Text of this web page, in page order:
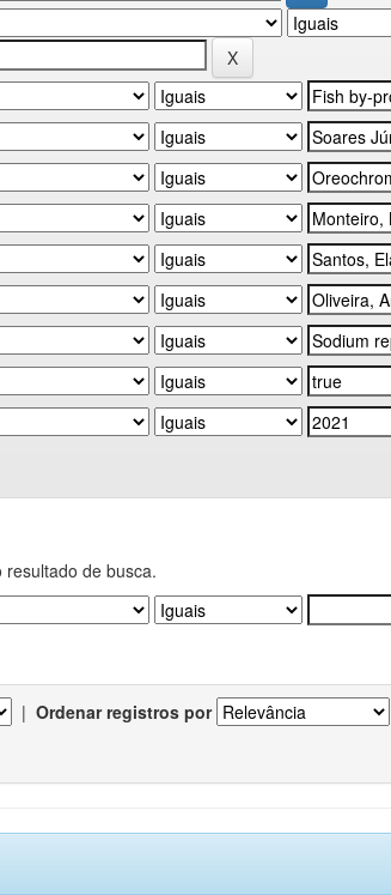
de busca.
| Ordenar registros por